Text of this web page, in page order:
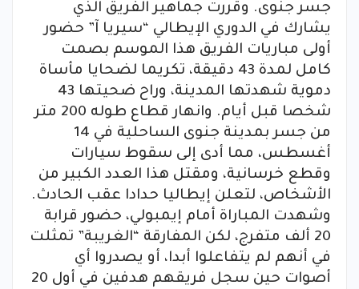
جسر جنوى. وقررت جماهير الفريق الذي
يشارك في الدوري الإيطالي “سيريا آ” حضور
أولى مباريات الفريق هذا الموسم بصمت
كامل لمدة 43 دقيقة، تكريما لضحايا مأساة
دموية شهدتها المدينة، وراح ضحيتها 43
شخصا قبل أيام. وانهار قطاع طوله 200 متر
من جسر بمدينة جنوى الساحلية في 14
أغسطس، مما أدى إلى سقوط سيارات
وقطع خرسانية، ومقتل هذا العدد الكبير من
الأشخاص، لتعلن إيطاليا حدادا عقب الحادث.
وشهدت المباراة أمام إيمبولي، حضور قرابة
20 ألف متفرج، لكن المفارقة “الغريبة” تمثلت
في أنهم لم يتفاعلوا أبدا، أو يصدروا أي
أصوات حين سجل فريقهم هدفين في أول 20